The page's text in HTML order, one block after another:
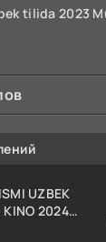
UZBEK
KINO 2024
HD Skachat